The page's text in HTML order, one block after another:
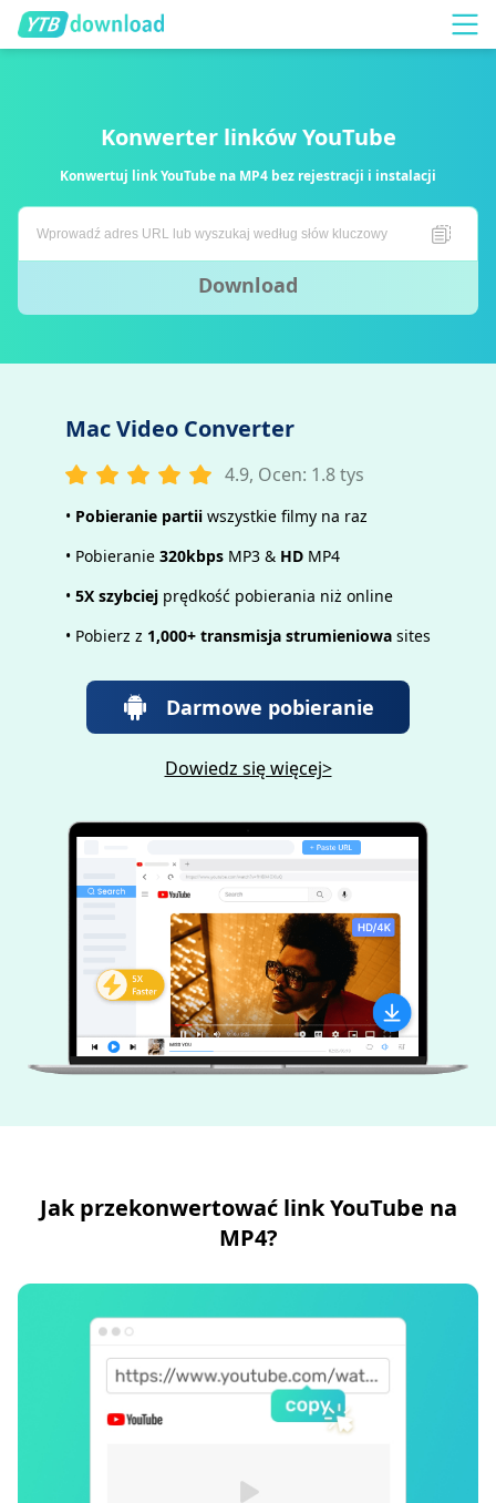
Konwerter linków YouTube
Konwertuj link YouTube na MP4 bez rejestracji i instalacji
Download
Mac Video Converter
4.9, Ocen: 1.8 tys
• Pobieranie partii wszystkie filmy na raz
• Pobieranie 320kbps MP3 & HD MP4
• 5X szybciej prędkość pobierania niż online
• Pobierz z 1,000+ transmisja strumieniowa sites
Darmowe pobieranie
Dowiedz się więcej>
Jak przekonwertować link YouTube na
MP4?